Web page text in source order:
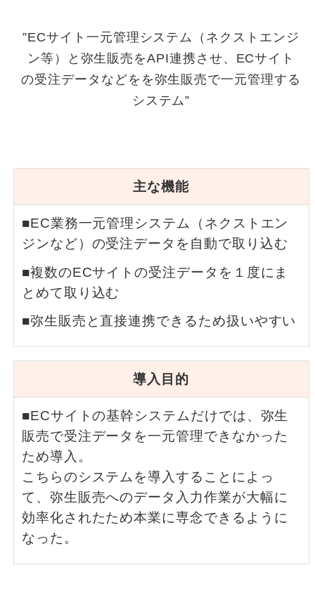
”ECサイト一元管理システム（ネクストエンジ
ン等）と弥生販売をAPI連携させ、ECサイト
の受注データなどをを弥生販売で一元管理する
システム”
主な機能
■EC業務一元管理システム（ネクストエン
ジンなど）の受注データを自動で取り込む
■複数のECサイトの受注データを１度にま
とめて取り込む
■弥生販売と直接連携できるため扱いやすい
導入目的
■ECサイトの基幹システムだけでは、弥生
販売で受注データを一元管理できなかった
ため導入。
こちらのシステムを導入することによっ
て、弥生販売へのデータ入力作業が大幅に
効率化されたため本業に専念できるように
なった。